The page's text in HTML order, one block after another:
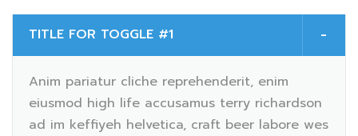
TITLE FOR TOGGLE #1
Anim pariatur cliche reprehenderit, enim
eiusmod high life accusamus terry richardson
ad im keffiyeh helvetica, craft beer labore wes